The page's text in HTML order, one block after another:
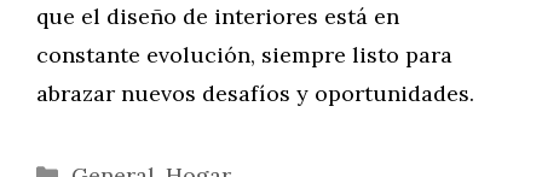
que el diseño de interiores está en
constante evolución, siempre listo para
abrazar nuevos desafíos y oportunidades.